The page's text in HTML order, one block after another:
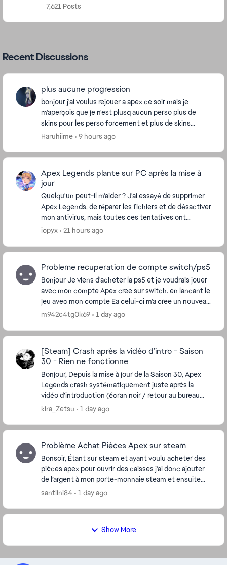
7,621 Posts
Recent Discussions
plus aucune progression
bonjour j'ai voulus rejouer a apex ce soir mais je
m'aperçois que je n'est plusq aucun perso plus de
skins pour les perso forcement et plus de skins
d'armes non plus alors que j'ai plus de 2500H sur ...
Haruhiime 9 hours ago
Apex Legends plante sur PC après la mise à
jour
Quelqu'un peut-il m'aider ? J'ai essayé de supprimer
Apex Legends, de réparer les fichiers et de désactiver
mon antivirus, mais toutes ces tentatives ont
échoué. Mon jeu plante juste après la cin...
iopyx 21 hours ago
Probleme recuperation de compte switch/ps5
Bonjour Je viens d'acheter la ps5 et je voudrais jouer
avec mon compte Apex cree sur switch. en lancant le
jeu avec mon compte Ea celui-ci m'a cree un nouveau
compte Apex au lieu de recuperer l'...
m942c4tg0k69 1 day ago
[Steam] Crash après la vidéo d’intro - Saison
30 - Rien ne fonctionne
Bonjour, Depuis la mise à jour de la Saison 30, Apex
Legends crash systématiquement juste après la
vidéo d’introduction (écran noir / retour au bureau
kira_Zetsu 1 day ago
Problème Achat Pièces Apex sur steam
Bonsoir, Étant sur steam et ayant voulu acheter des
pièces apex pour ouvrir des caisses j’ai donc ajouter
de l’argent à mon porte-monnaie steam et ensuite
santiini84 1 day ago
Show More